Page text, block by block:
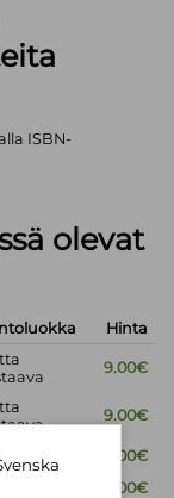
ISBN-
olevat
Hinta
9.00€
9.00€
9.00€
15.00€